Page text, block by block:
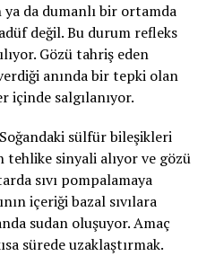
da dumanlı bir ortamda
değil. Bu durum refleks
Gözü tahriş eden
anında bir tepki olan
içinde salgılanıyor.
sülfür bileşikleri
sinyali alıyor ve gözü
sıvı pompalamaya
içeriği bazal sıvılara
sudan oluşuyor. Amaç
sürede uzaklaştırmak.